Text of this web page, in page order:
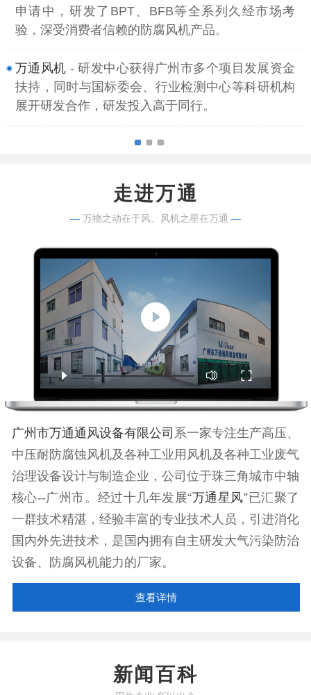
申请中，研发了BPT、BFB等全系列久经市场考
验，深受消费者信赖的防腐风机产品。
万通风机 - 研发中心获得广州市多个项目发展资金
扶持，同时与国标委会、行业检测中心等科研机构
展开研发合作，研发投入高于同行。
走进万通
— 万物之动在于风、风机之星在万通 —
广州市万通通风设备有限公司 系一家专注生产高压、
中压耐防腐蚀风机及各种工业用风机及各种工业废气
治理设备设计与制造企业，公司位于珠三角城市中轴
核心--广州市。经过十几年发展“万通星风”已汇聚了
一群技术精湛，经验丰富的专业技术人员，引进消化
国内外先进技术，是国内拥有自主研发大气污染防治
设备、防腐风机能力的厂家。
查看详情
新闻百科